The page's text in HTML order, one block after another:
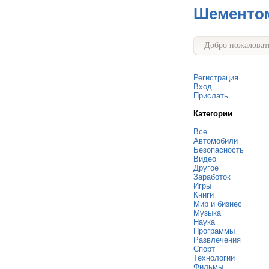
Добро
Регистрация
Вход
Прислать
Категории
Все
Автомобили
Безопасность
Видео
Другое
Заработок
Игры
Книги
Мир и бизнес
Музыка
Наука
Программы
Развлечения
Спорт
Технологии
Фильмы